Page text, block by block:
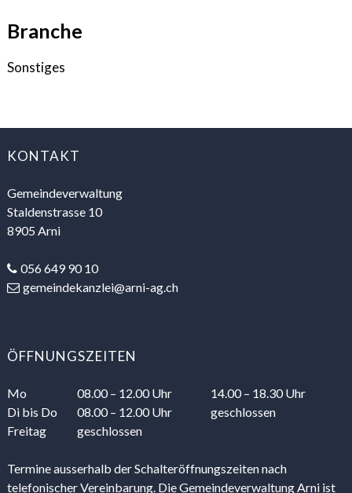
Branche
Sonstiges
KONTAKT
Gemeindeverwaltung
Staldenstrasse 10
8905 Arni
056 649 90 10
gemeindekanzlei@arni-ag.ch
ÖFFNUNGSZEITEN
Mo 08.00 – 12.00 Uhr
14.00 – 18.30 Uhr
Dibis Do 08.00 – 12.00 Uhr
geschlossen
Freitag
geschlossen
Termine ausserhalb der Schalteröffnungszeiten nach
telefonischer Vereinbarung. Die Gemeindeverwaltung Arni ist